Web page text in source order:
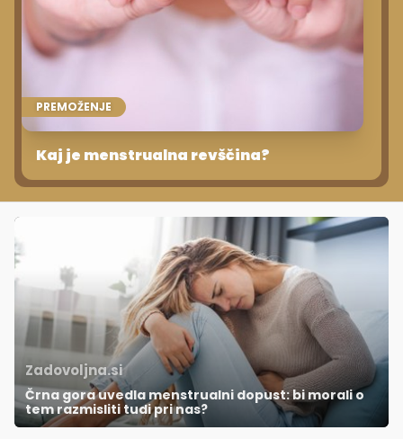
PREMOŽENJE
Kaj je menstrualna revščina?
Zadovoljna.si
Črna gora uvedla menstrualni dopust: bi morali o
tem razmisliti tudi pri nas?